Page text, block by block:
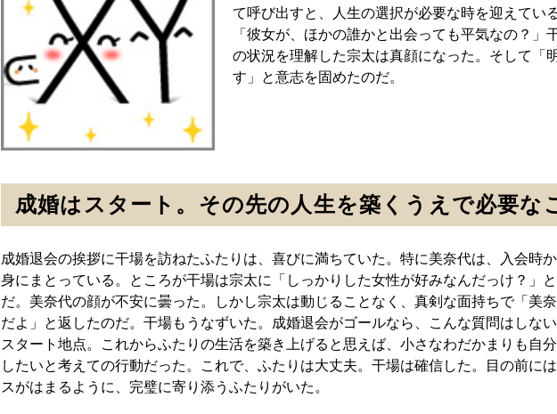
て呼び出すと、人生の選択が必要な時を迎えてい
「彼女が、ほかの誰かと出会っても平気なの？」
の状況を理解した宗太は真顔になった。そして「
す」と意志を固めたのだ。
成婚はスタート。その先の人生を築くうえで必要な
成婚退会の挨拶に干場を訪ねたふたりは、喜びに満ちていた。特に美奈代は、入会時
身にまとっている。ところが干場は宗太に「しっかりした女性が好みなんだっけ？」
だ。美奈代の顔が不安に曇った。しかし宗太は動じることなく、真剣な面持ちで「美
だよ」と返したのだ。干場もうなずいた。成婚退会がゴールなら、こんな質問はしな
スタート地点。これからふたりの生活を築き上げると思えば、小さなわだかまりも自
したいと考えての行動だった。これで、ふたりは大丈夫。干場は確信した。目の前に
スがはまるように、完璧に寄り添うふたりがいた。